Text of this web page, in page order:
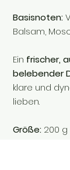
Basisnoten:
Balsam,
Ein frischer,
belebender
klare und
lieben.
Größe: 200 g